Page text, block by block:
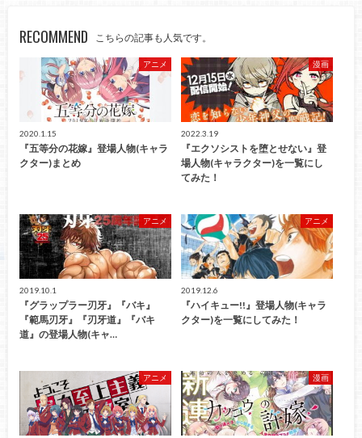
RECOMMEND こちらの記事も人気です。
アニメ
2020.1.15
『五等分の花嫁』登場人物(キャラ
クター)まとめ
漫画
2022.3.19
『エクソシストを堕とせない』登
場人物(キャラクター)を一覧にし
てみた！
アニメ
2019.10.1
『グラップラー刃牙』『バキ』
『範馬刃牙』『刃牙道』『バキ
道』の登場人物(キャ…
アニメ
2019.12.6
『ハイキュー!!』登場人物(キャラ
クター)を一覧にしてみた！
アニメ 漫画